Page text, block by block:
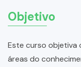
Objetivo
Este curso objetiva
áreas do